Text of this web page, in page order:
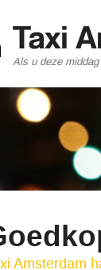
Taxi
Als u deze
Amsterdam